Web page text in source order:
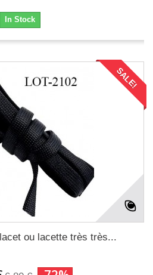
In Stock
SALE!
ou lacette très très...